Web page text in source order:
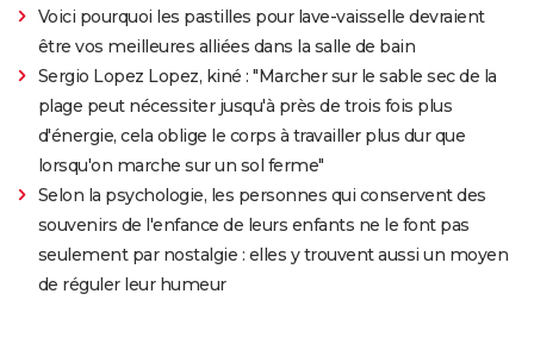
Voici pourquoi les pastilles pour lave-vaisselle devraient
être vos meilleures alliées dans la salle de bain
Sergio Lopez Lopez, kiné : "Marcher sur le sable sec de la
plage peut nécessiter jusqu'à près de trois fois plus
d'énergie, cela oblige le corps à travailler plus dur que
lorsqu'on marche sur un sol ferme"
Selon la psychologie, les personnes qui conservent des
souvenirs de l'enfance de leurs enfants ne le font pas
seulement par nostalgie : elles y trouvent aussi un moyen
de réguler leur humeur